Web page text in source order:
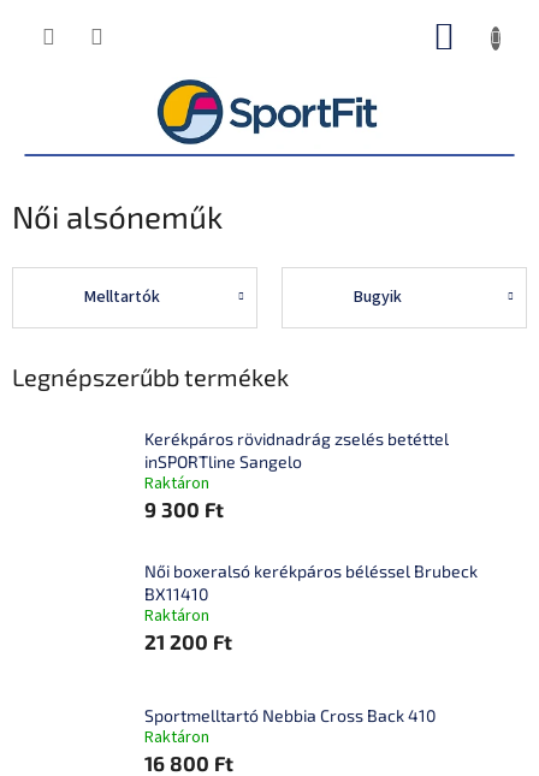
KOSÁR
Női alsóneműk
Melltartók Bugyik
Legnépszerűbb termékek
Kerékpáros rövidnadrág zselés betéttel
inSPORTline Sangelo
Raktáron
9 300 Ft
Női boxeralsó kerékpáros béléssel Brubeck
BX11410
Raktáron
21 200 Ft
Sportmelltartó Nebbia Cross Back 410
Raktáron
16 800 Ft